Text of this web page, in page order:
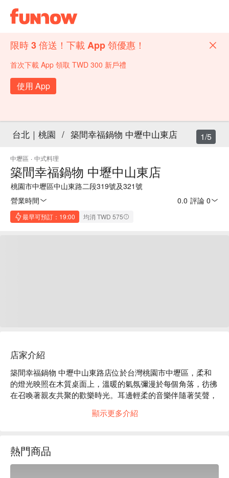
限時 3 倍送！下載 App 領優惠！
首次下載 App 領取 TWD 300 新戶禮
使用 App
台北｜桃園 / 築間幸福鍋物 中壢中山東店
中壢區 · 中式料理
築間幸福鍋物 中壢中山東店
桃園市中壢區中山東路二段319號及321號
營業時間
0.0 評論 0
最早可預訂：19:00 均消 TWD 575
1/5
店家介紹
築間幸福鍋物 中壢中山東路店位於台灣桃園市中壢區，柔和
的燈光映照在木質桌面上，溫暖的氣氛彌漫於每個角落，彷彿
在召喚著親友共聚的歡樂時光。耳邊輕柔的音樂伴隨著笑聲，
和牛霜降鍋成為提升用餐體驗的完美催化劑。這些特色菜餚不
僅是味覺的享受，更是讓每次聚會或獨處時光變得更加難忘的
顯示更多介紹
熱門商品